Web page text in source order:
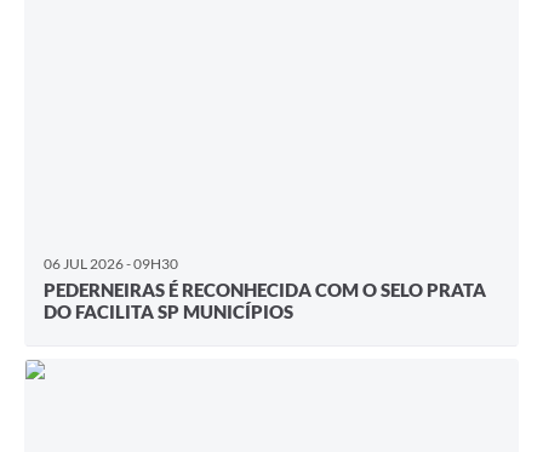
06 JUL 2026 - 09H30
PEDERNEIRAS É RECONHECIDA COM O SELO PRATA
DO FACILITA SP MUNICÍPIOS